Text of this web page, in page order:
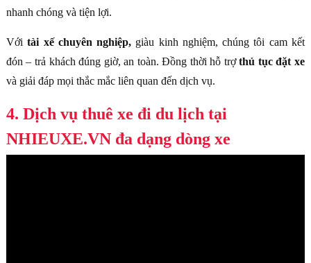
nhanh chóng và tiện lợi.
Vớitài xế chuyên nghiệp, giàu kinh nghiệm, chúng tôi cam kết
đón – trả khách đúng giờ, an toàn. Đồng thời hỗ trợthủ tục đặt xe
và giải đáp mọi thắc mắc liên quan đến dịch vụ.
4. Dịch vụ thuê xe đi du lịch tại
NHIEUXE.VN đa dạng dòng xe